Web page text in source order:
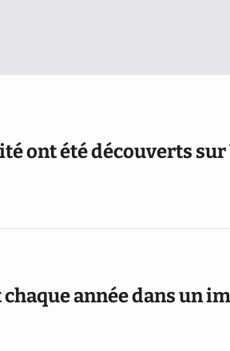
ont été découverts sur
année dans un